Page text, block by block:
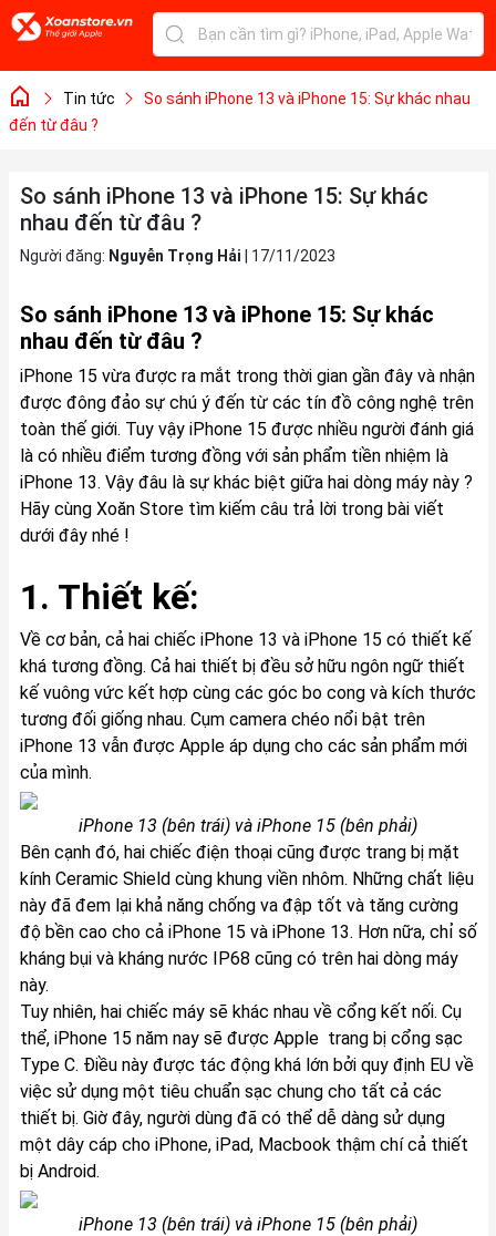
Tin tức
So sánh iPhone 13 và iPhone 15: Sự khác nhau
đến từ đâu ?
So sánh iPhone 13 và iPhone 15: Sự khác
nhau đến từ đâu ?
Người đăng: Nguyễn Trọng Hải 17/11/2023
So sánh iPhone 13 và iPhone 15: Sự khác
nhau đến từ đâu ?
iPhone 15 vừa được ra mắt trong thời gian gần đây và nhận
được đông đảo sự chú ý đến từ các tín đồ công nghệ trên
toàn thế giới. Tuy vậy iPhone 15 được nhiều người đánh giá
là có nhiều điểm tương đồng với sản phẩm tiền nhiệm là
iPhone 13. Vậy đâu là sự khác biệt giữa hai dòng máy này ?
Hãy cùng Xoăn Store tìm kiếm câu trả lời trong bài viết
dưới đây nhé !
1. Thiết kế:
Về cơ bản, cả hai chiếc iPhone 13 và iPhone 15 có thiết kế
khá tương đồng. Cả hai thiết bị đều sở hữu ngôn ngữ thiết
kế vuông vức kết hợp cùng các góc bo cong và kích thước
tương đối giống nhau. Cụm camera chéo nổi bật trên
iPhone 13 vẫn được Apple áp dụng cho các sản phẩm mới
của mình.
iPhone 13 (bên trái) và iPhone 15 (bên phải)
Bên cạnh đó, hai chiếc điện thoại cũng được trang bị mặt
kính Ceramic Shield cùng khung viền nhôm. Những chất liệu
này đã đem lại khả năng chống va đập tốt và tăng cường
độ bền cao cho cả iPhone 15 và iPhone 13. Hơn nữa, chỉ số
kháng bụi và kháng nước IP68 cũng có trên hai dòng máy
này.
Tuy nhiên, hai chiếc máy sẽ khác nhau về cổng kết nối. Cụ
thể, iPhone 15 năm nay sẽ được Apple trang bị cổng sạc
Type C. Điều này được tác động khá lớn bởi quy định EU về
việc sử dụng một tiêu chuẩn sạc chung cho tất cả các
thiết bị. Giờ đây, người dùng đã có thể dễ dàng sử dụng
một dây cáp cho iPhone, iPad, Macbook thậm chí cả thiết
bị Android.
iPhone 13 (bên trái) và iPhone 15 (bên phải)